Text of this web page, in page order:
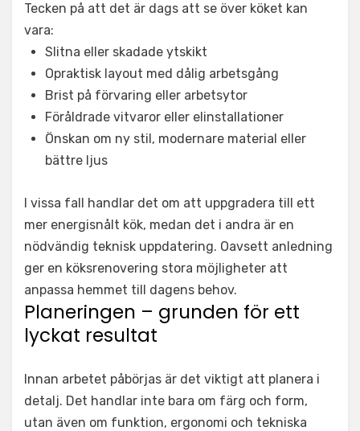
Tecken på att det är dags att se över köket kan
vara:
Slitna eller skadade ytskikt
Opraktisk layout med dålig arbetsgång
Brist på förvaring eller arbetsytor
Föråldrade vitvaror eller elinstallationer
Önskan om ny stil, modernare material eller
bättre ljus
I vissa fall handlar det om att uppgradera till ett
mer energisnålt kök, medan det i andra är en
nödvändig teknisk uppdatering. Oavsett anledning
ger en köksrenovering stora möjligheter att
anpassa hemmet till dagens behov.
Planeringen – grunden för ett
lyckat resultat
Innan arbetet påbörjas är det viktigt att planera i
detalj. Det handlar inte bara om färg och form,
utan även om funktion, ergonomi och tekniska